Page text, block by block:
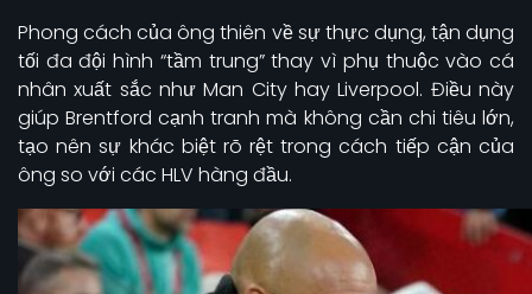
Phong cách của ông thiên về sự thực dụng, tận dụng
tối đa đội hình “tầm trung” thay vì phụ thuộc vào cá
nhân xuất sắc như Man City hay Liverpool. Điều này
giúp Brentford cạnh tranh mà không cần chi tiêu lớn,
tạo nên sự khác biệt rõ rệt trong cách tiếp cận của
ông so với các HLV hàng đầu.